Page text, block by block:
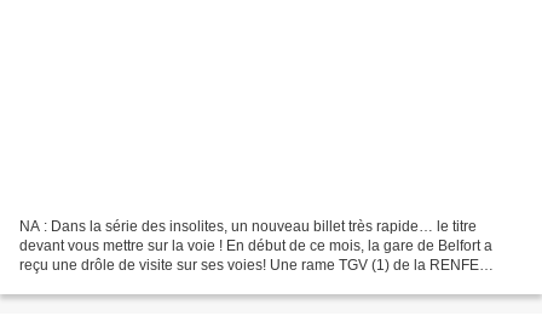
NA : Dans la série des insolites, un nouveau billet très rapide… le titre
devant vous mettre sur la voie ! En début de ce mois, la gare de Belfort a
reçu une drôle de visite sur ses voies! Une rame TGV (1) de la RENFE